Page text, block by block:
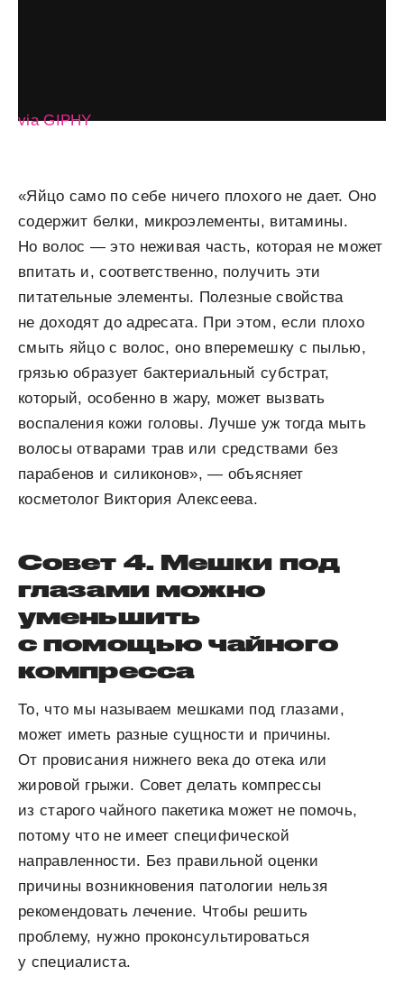
via GIPHY
«Яйцо само по себе ничего плохого не дает. Оно
содержит белки, микроэлементы, витамины.
Но волос — это неживая часть, которая не может
впитать и, соответственно, получить эти
питательные элементы. Полезные свойства
не доходят до адресата. При этом, если плохо
смыть яйцо с волос, оно вперемешку с пылью,
грязью образует бактериальный субстрат,
который, особенно в жару, может вызвать
воспаления кожи головы. Лучше уж тогда мыть
волосы отварами трав или средствами без
парабенов и силиконов», — объясняет
косметолог Виктория Алексеева.
Совет 4. Мешки под
глазами можно
уменьшить
с помощью чайного
компресса
То, что мы называем мешками под глазами,
может иметь разные сущности и причины.
От провисания нижнего века до отека или
жировой грыжи. Совет делать компрессы
из старого чайного пакетика может не помочь,
потому что не имеет специфической
направленности. Без правильной оценки
причины возникновения патологии нельзя
рекомендовать лечение. Чтобы решить
проблему, нужно проконсультироваться
у специалиста.